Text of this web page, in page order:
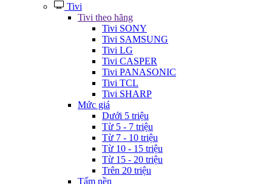
Tivi
Tivi theo hãng
Tivi SONY
Tivi SAMSUNG
Tivi LG
Tivi CASPER
Tivi PANASONIC
Tivi TCL
Tivi SHARP
Mức giá
Dưới 5 triệu
Từ 5 - 7 triệu
Từ 7 - 10 triệu
Từ 10 - 15 triệu
Từ 15 - 20 triệu
Trên 20 triệu
Tấm nền